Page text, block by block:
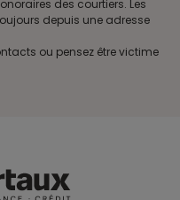
des courtiers. Les
depuis une adresse
ou pensez être victime